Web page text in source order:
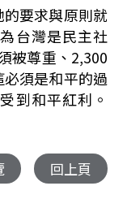
要求與原則就
台灣是民主社
被尊重、2,300
須是和平的過
到和平紅利。
回上頁